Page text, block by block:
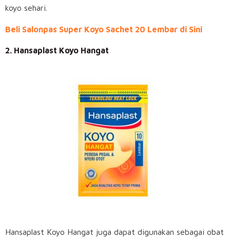
koyo sehari.
Beli Salonpas Super Koyo Sachet 20 Lembar di Sini
2. Hansaplast Koyo Hangat
Hansaplast Koyo Hangat juga dapat digunakan sebagai obat